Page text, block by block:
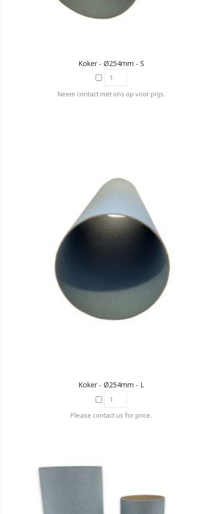
Koker - Ø254mm - S
Neem contact met ons op voor prijs.
Koker - Ø254mm - L
Please contact us for price.